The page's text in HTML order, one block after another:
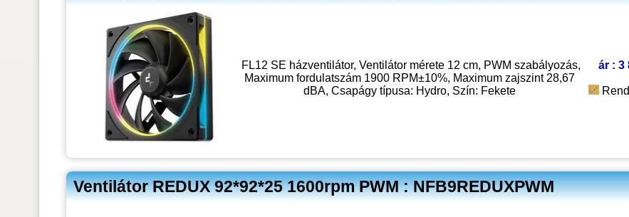
FL12 SE házventilátor, Ventilátor mérete 12 cm, PWM szabályozás,
Maximum fordulatszám 1900 RPM±10%, Maximum zajszint 28,67
dBA, Csapágy típusa: Hydro, Szín: Fekete
ár : 3
Ventilátor REDUX 92*92*25 1600rpm PWM : NFB9REDUXPWM